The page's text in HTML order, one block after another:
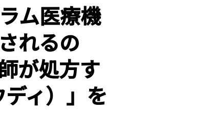
ム医療機
れるの
が処方す
ィ）」を